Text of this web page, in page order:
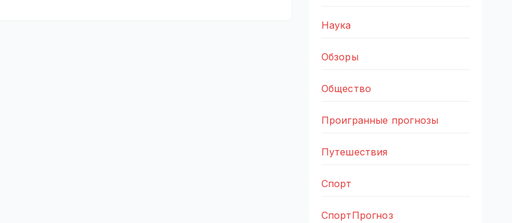
Наука
Обзоры
Общество
Проигранные прогнозы
Путешествия
Спорт
СпортПрогноз